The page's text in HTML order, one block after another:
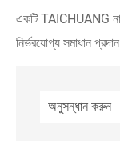
একটি TAICHUANG নাট
নির্ভরযোগ্য সমাধান